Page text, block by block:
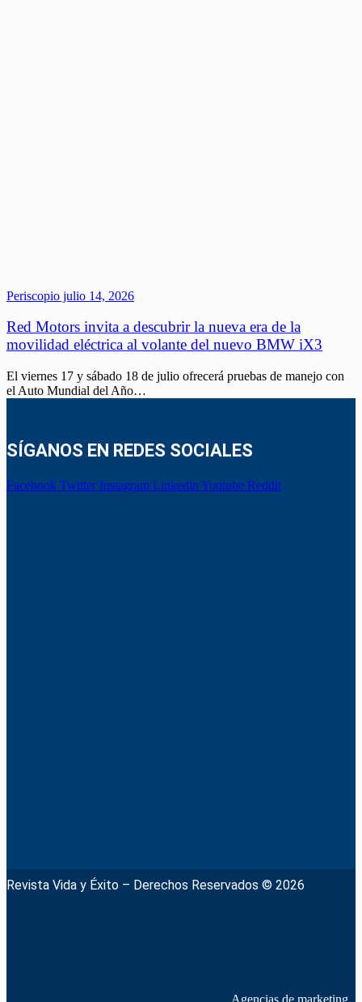
Periscopio julio 14, 2026
Red Motors invita a descubrir la nueva era de la
movilidad eléctrica al volante del nuevo BMW iX3
El viernes 17 y sábado 18 de julio ofrecerá pruebas de manejo con
el Auto Mundial del Año…
SÍGANOS EN REDES SOCIALES
Facebook Twitter Instagram Linkedin Youtube Reddit
Revista Vida y Éxito – Derechos Reservados © 2026
Agencias de marketing